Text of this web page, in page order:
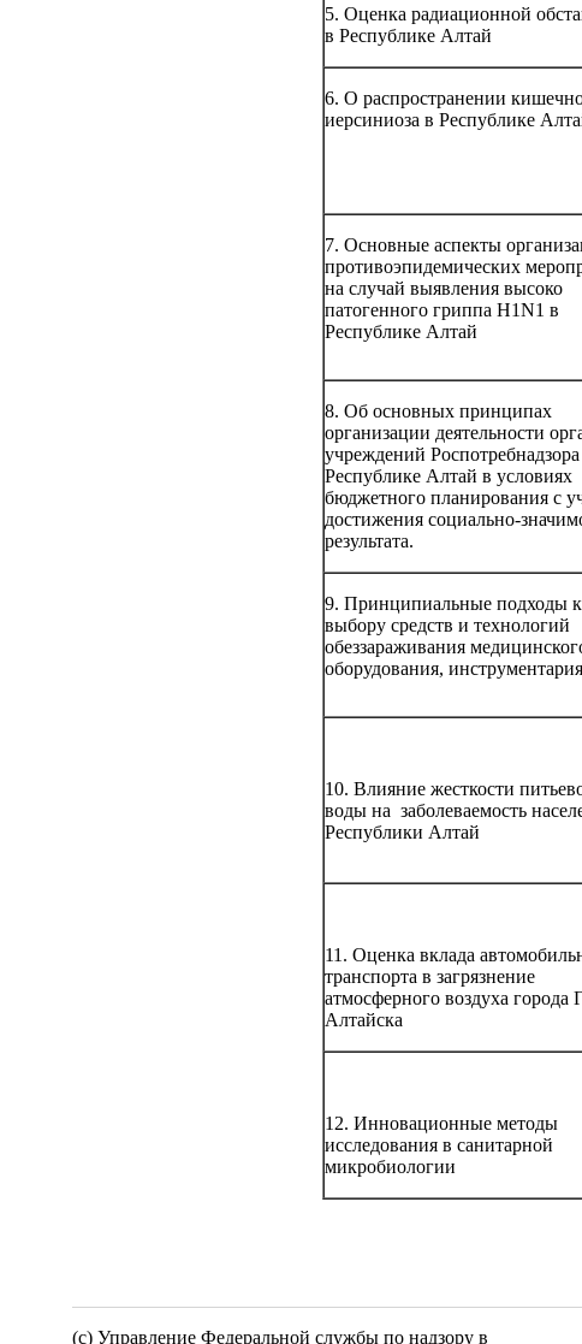
5. Оценка радиационной
в Республике Алтай
6. О распространении
иерсиниоза в Республике
7. Основные аспекты
противоэпидемических
на случай выявления высоко
патогенного гриппа H1N1 в
Республике Алтай
8. Об основных принципах
организации деятельности
учреждений Роспотребнадзора
Республике Алтай в условиях
бюджетного планирования с
достижения социально-
результата.
9. Принципиальные подходы к
выбору средств и технологий
обеззараживания
оборудования,
10. Влияние жесткости
воды на заболеваемость
Республики Алтай
11. Оценка вклада
транспорта в загрязнение
атмосферного воздуха города
Алтайска
12. Инновационные методы
исследования в санитарной
микробиологии
(c) Управление Федеральной службы по надзору в